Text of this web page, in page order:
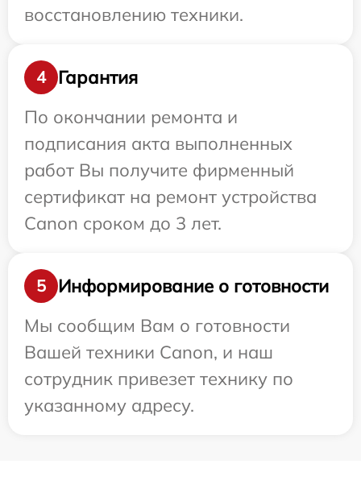
восстановлению техники.
4
Гарантия
По окончании ремонта и
подписания акта выполненных
работ Вы получите фирменный
сертификат на ремонт устройства
Canon сроком до 3 лет.
5
Информирование о готовности
Мы сообщим Вам о готовности
Вашей техники Canon, и наш
сотрудник привезет технику по
указанному адресу.